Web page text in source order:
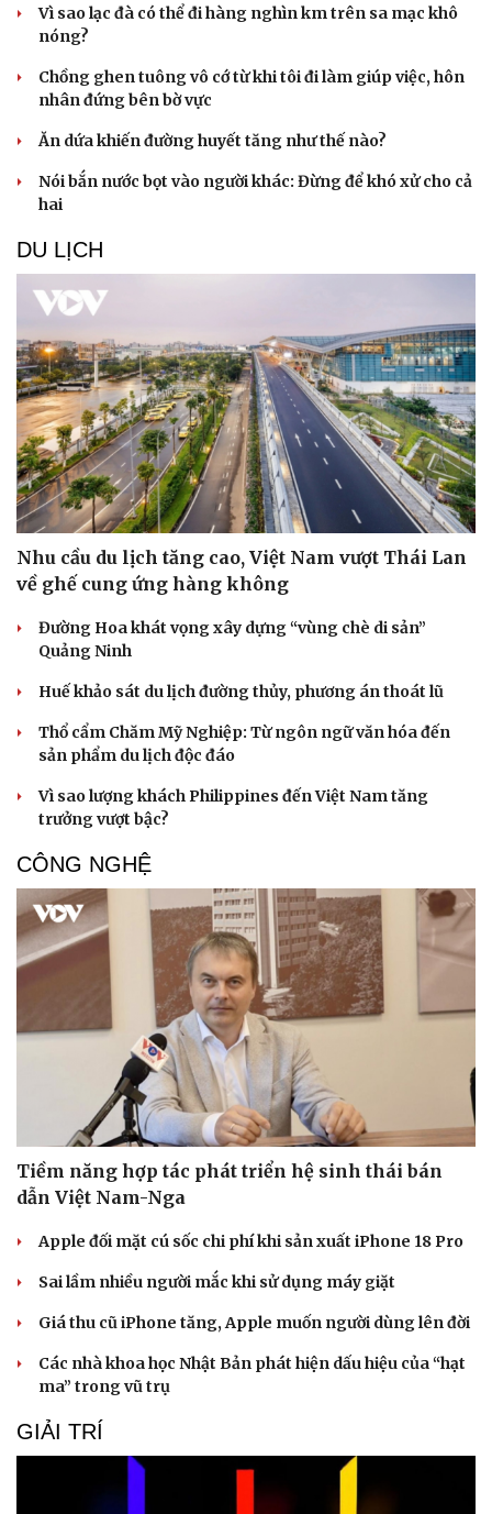
Cây thuốc
Sản phụ khoa
Nam khoa
Làm đẹp - giảm cân
Ăn sạch sống khỏe
Blog
Văn hóa
Sân khấu - Điện ảnh
Nghệ sĩ
Vì sao lạc đà có thể đi hàng nghìn km trên sa mạc khô
nóng?
Chồng ghen tuông vô cớ từ khi tôi đi làm giúp việc, hôn
nhân đứng bên bờ vực
Ăn dứa khiến đường huyết tăng như thế nào?
Nói bắn nước bọt vào người khác: Đừng để khó xử cho cả
hai
DU LỊCH
Nhu cầu du lịch tăng cao, Việt Nam vượt Thái Lan
về ghế cung ứng hàng không
Đường Hoa khát vọng xây dựng “vùng chè di sản”
Quảng Ninh
Huế khảo sát du lịch đường thủy, phương án thoát lũ
Thổ cẩm Chăm Mỹ Nghiệp: Từ ngôn ngữ văn hóa đến
sản phẩm du lịch độc đáo
Vì sao lượng khách Philippines đến Việt Nam tăng
trưởng vượt bậc?
CÔNG NGHỆ
Tiềm năng hợp tác phát triển hệ sinh thái bán
dẫn Việt Nam-Nga
Apple đối mặt cú sốc chi phí khi sản xuất iPhone 18 Pro
Sai lầm nhiều người mắc khi sử dụng máy giặt
Giá thu cũ iPhone tăng, Apple muốn người dùng lên đời
Các nhà khoa học Nhật Bản phát hiện dấu hiệu của “hạt
ma” trong vũ trụ
GIẢI TRÍ